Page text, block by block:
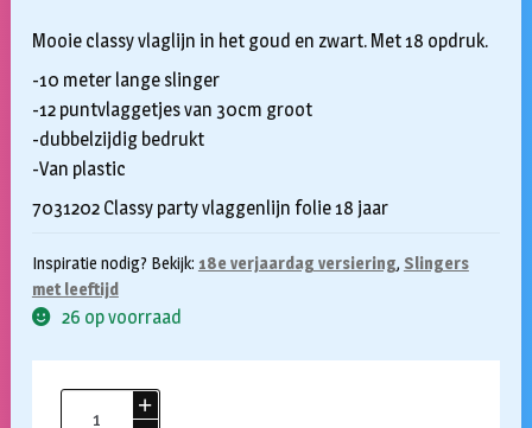
Mooie classy vlaglijn in het goud en zwart. Met 18 opdruk.
-10 meter lange slinger
-12 puntvlaggetjes van 30cm groot
-dubbelzijdig bedrukt
-Van plastic
7031202 Classy party vlaggenlijn folie 18 jaar
Inspiratie nodig? Bekijk: 18e verjaardag versiering, Slingers
met leeftijd
26 op voorraad
Vlaggenlijn